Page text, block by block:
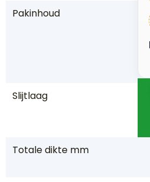
Pakinhoud
Slijtlaag
Totale dikte mm